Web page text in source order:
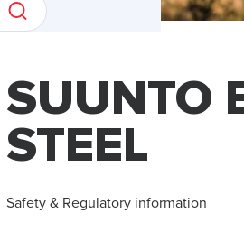
SUUNTO
STEEL
Safety & Regulatory information